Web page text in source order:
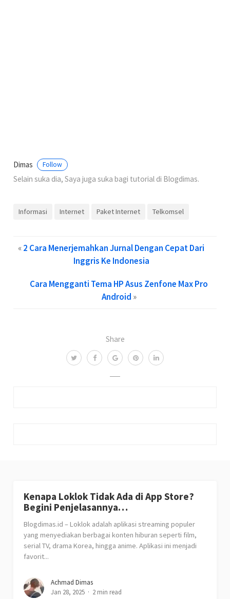
Share
Dimas Follow
Selain suka dia, Saya juga suka bagi tutorial di Blogdimas.
Informasi Internet Paket Internet Telkomsel
«2 Cara Menerjemahkan Jurnal Dengan Cepat Dari
Inggris Ke Indonesia
Cara Mengganti Tema HP Asus Zenfone Max Pro
Android »
Kenapa Loklok Tidak Ada di App Store?
Begini Penjelasannya…
Blogdimas.id – Loklok adalah aplikasi streaming populer
yang menyediakan berbagai konten hiburan seperti film,
serial TV, drama Korea, hingga anime. Aplikasi ini menjadi
favorit...
Achmad Dimas
Jan 28, 2025
2 min read